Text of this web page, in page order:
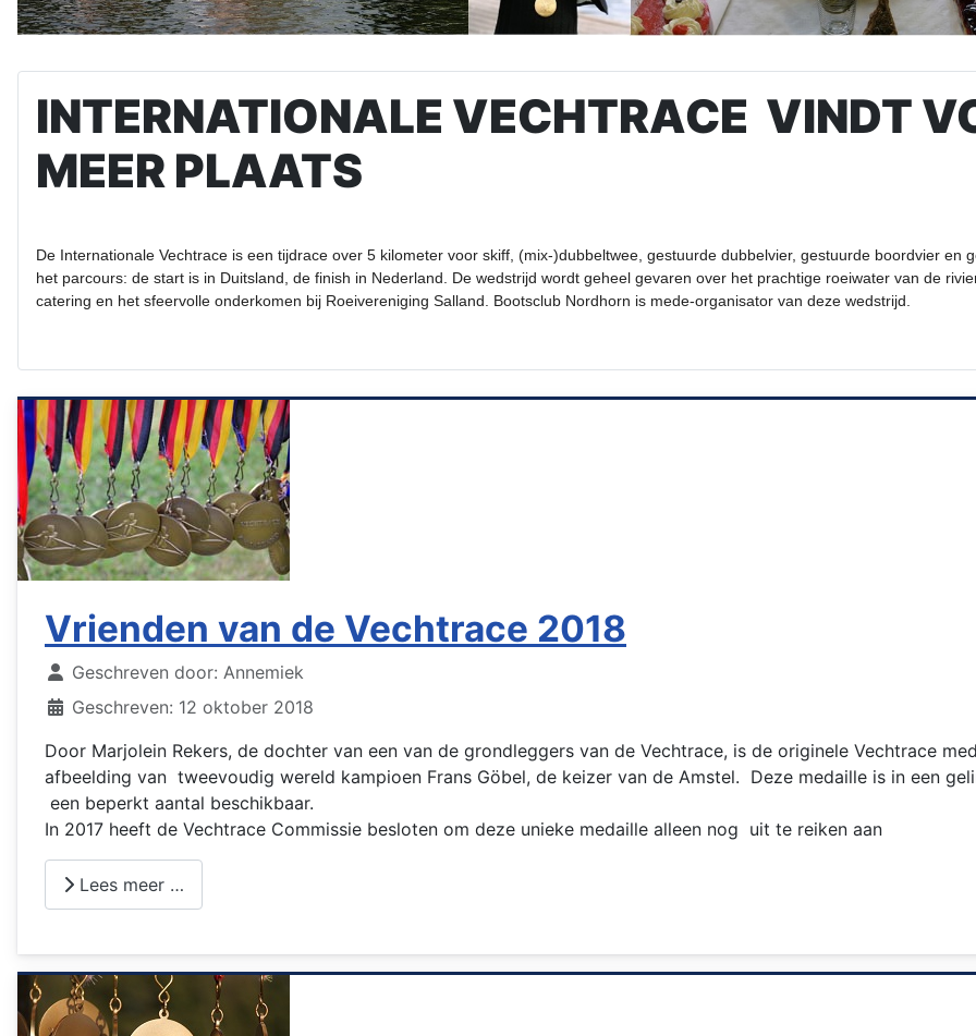
INTERNATIONALE VECHTRACE VINDT
MEER PLAATS
De Internationale Vechtrace is een tijdrace over 5 kilometer voor skiff, (mix-)dubbeltwee, gestuurde dubbelvier, gestuurde boordvier en
het parcours: de start is in Duitsland, de finish in Nederland. De wedstrijd wordt geheel gevaren over het prachtige roeiwater van de
catering en het sfeervolle onderkomen bij Roeivereniging Salland. Bootsclub Nordhorn is mede-organisator van deze wedstrijd.
Vrienden van de Vechtrace 2018
DetailsGeschreven door: Annemiek
Geschreven: 12 oktober 2018
Door Marjolein Rekers, de dochter van een van de grondleggers van de Vechtrace, is de originele Vechtrace
afbeelding van tweevoudig wereld kampioen Frans Göbel, de keizer van de Amstel. Deze medaille is in een
een beperkt aantal beschikbaar.
In 2017 heeft de Vechtrace Commissie besloten om deze unieke medaille alleen nog uit te reiken aan
Lees meer …